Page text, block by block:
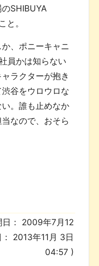
SHIBUYA
と。
、ポニーキャニ
員かは知らない
ラクターが抱き
谷をウロウロな
。誰も止めなか
なので、おそら
： 2009年7月12
2013年11月 3日
04:57 )